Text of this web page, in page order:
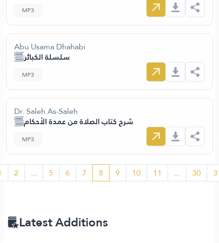
MP3
Abu Usama Dhahabi
سلسلة الكبائر
MP3
Dr. Saleh As-Saleh
شرح كتاب الصلاة من عمدة الأحكام
MP3
2 ... 5 6 7 8 9 10 11 ... 30
Latest Additions